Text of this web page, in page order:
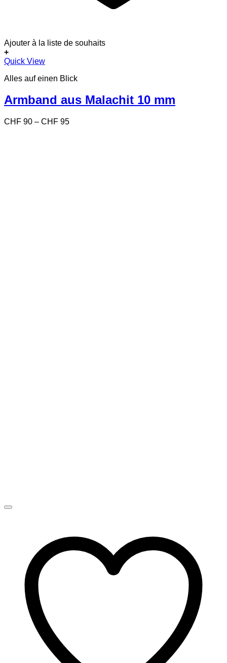
Ajouter à la liste de souhaits
+
Dieses
weist
Varianten
auf.
Optionen
Quick View
Alles auf einen Blick
Armband aus Malachit 10 mm
CHF 90 – CHF 95Preisspanne: